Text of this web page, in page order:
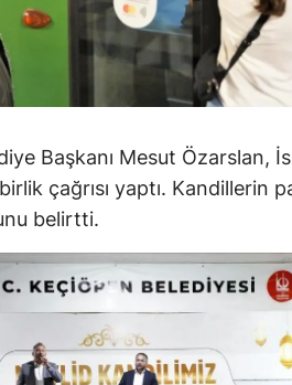
Sinop
Sivas
Tekirdağ
Tokat
Trabzon
Şanlıurfa
Uşak
Van
Başkanı Mesut Özarslan,
çağrısı yaptı. Kandillerin
belirtti.